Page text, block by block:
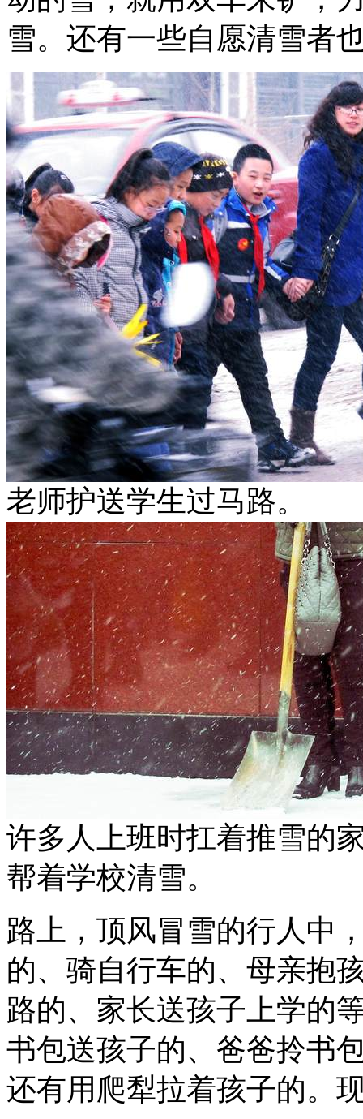
雪。还有一些自愿清雪者
老师护送学生过马路。
许多人上班时扛着推雪的
帮着学校清雪。
路上，顶风冒雪的行人中
的、骑自行车的、母亲抱
路的、家长送孩子上学的
书包送孩子的、爸爸拎书
还有用爬犁拉着孩子的。